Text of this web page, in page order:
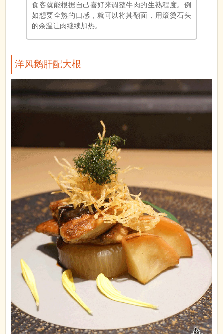
食客就能根据自己喜好来调整牛肉的生熟程度。例
如想要全熟的口感，就可以将其翻面，用滚烫石头
的余温让肉继续加热。
洋风鹅肝配大根